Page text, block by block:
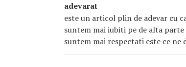
adevarat
este un articol plin de adevar cu
suntem mai iubiti pe de alta
suntem mai respectati este ce